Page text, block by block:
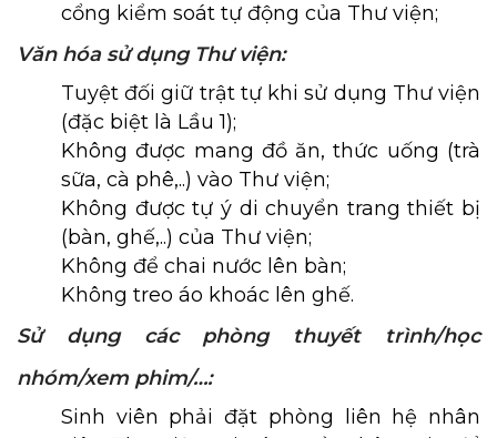
cổng kiểm soát tự động của Thư viện;
Văn hóa sử dụng Thư viện:
Tuyệt đối giữ trật tự khi sử dụng Thư viện
(đặc biệt là Lầu 1);
Không được mang đồ ăn, thức uống (trà
sữa, cà phê,..) vào Thư viện;
Không được tự ý di chuyển trang thiết bị
(bàn, ghế,..) của Thư viện;
Không để chai nước lên bàn;
Không treo áo khoác lên ghế.
Sử dụng các phòng thuyết trình/học
nhóm/xem phim/…:
Sinh viên phải đặt phòng liên hệ nhân